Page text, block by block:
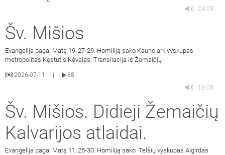
24:08
Šv. Mišios
Evangelija pagal Matą 19, 27-29. Homiliją sako Kauno arkivyskupas
metropolitas Kęstutis Kėvalas. Transliacija iš Žemaičių
2026-07-11
88
18:08
Šv. Mišios. Didieji Žemaičių
Kalvarijos atlaidai.
Evangelija pagal Matą 11, 25-30. Homiliją sako Telšių vyskupas Algirdas